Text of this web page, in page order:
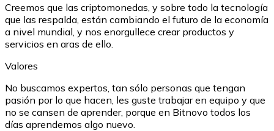
Creemos que las criptomonedas, y sobre todo la tecnología
que las respalda, están cambiando el futuro de la economía
a nivel mundial, y nos enorgullece crear productos y
servicios en aras de ello.
Valores
No buscamos expertos, tan sólo personas que tengan
pasión por lo que hacen, les guste trabajar en equipo y que
no se cansen de aprender, porque en Bitnovo todos los
días aprendemos algo nuevo.